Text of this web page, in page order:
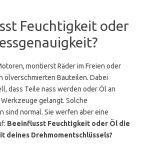
Feuchtigkeit oder
montierst Räder im Freien oder
ölverschmierten Bauteilen. Dabei
dass Teile nass werden oder Öl an
gelangt. Solche
sind normal. Sie werfen aber eine
Beeinflusst Feuchtigkeit oder Öl die
deines Drehmomentschlüssels?